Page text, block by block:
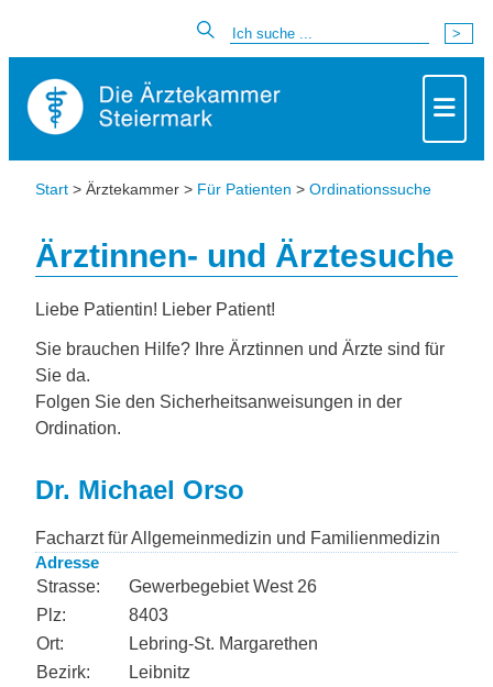
Start > Ärztekammer > Für Patienten > Ordinationssuche
Ärztinnen- und Ärztesuche
Liebe Patientin! Lieber Patient!
Sie brauchen Hilfe? Ihre Ärztinnen und Ärzte sind für
Sie da.
Folgen Sie den Sicherheitsanweisungen in der
Ordination.
Dr. Michael Orso
Facharzt für Allgemeinmedizin und Familienmedizin
Adresse
Strasse:
Gewerbegebiet West 26
Plz:
8403
Ort:
Lebring-St. Margarethen
Bezirk:
Leibnitz